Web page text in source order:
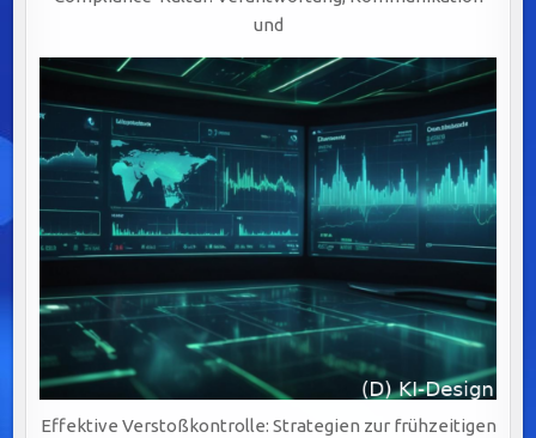
und
Effektive Verstoßkontrolle: Strategien zur frühzeitigen